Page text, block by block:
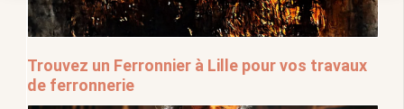
Trouvez un Ferronnier à Lille pour vos travaux
de ferronnerie